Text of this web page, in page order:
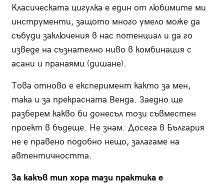
Класическата цигулка е един от любимите ми
инструменти, защото много умело може да
събуди заключения в нас потенциал и да го
изведе на съзнателно ниво в комбинация с
асани и пранаями (дишане).
Това отново е експеримент както за мен,
така и за прекрасната Венда. Заедно ще
разберем какво би донесъл този съвместен
проект в бъдеще. Не знам. Досега в България
не е правено подобно нещо, залагаме на
автентичността.
За какъв тип хора тази практика е